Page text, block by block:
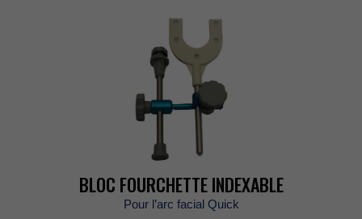
BLOCFOURCHETTEINDEXABLE
Pourl’arcfacialQuick